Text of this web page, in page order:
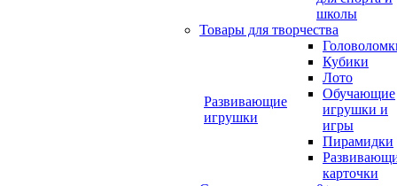
школы
Товары для творчества
Развивающие
игрушки
Кубики
Лото
Обучающие
игрушки и
игры
Пирамидки
карточки